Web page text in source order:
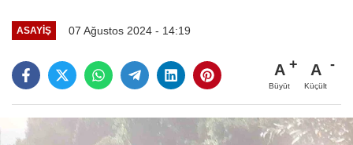
ASAYIŞ 07 Ağustos 2024 - 14:19
A
Büyüt
A
Küçült